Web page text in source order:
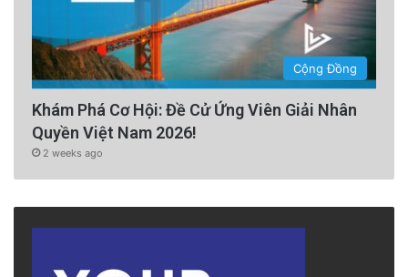
Cộng Đồng
Khám Phá Cơ Hội: Đề Cử Ứng Viên Giải Nhân
Quyền Việt Nam 2026!
2 weeks ago